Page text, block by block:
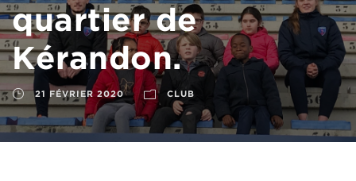
quartier de
Kérandon.
21 FÉVRIER 2020 CLUB